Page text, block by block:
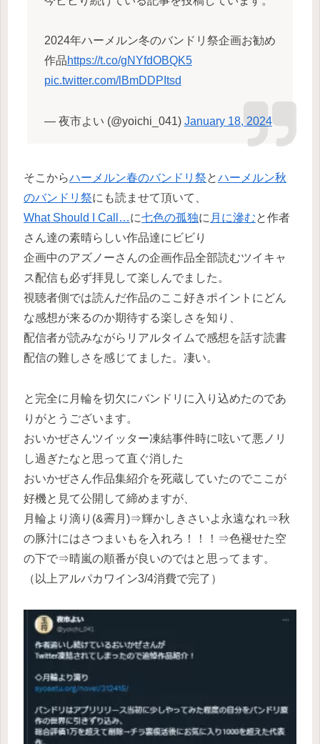
2024年ハーメルン冬のバンドリ祭企画お勧め
作品https://t.co/gNYfdOBQK5
pic.twitter.com/lBmDDPItsd
— 夜市よい (@yoichi_041) January 18, 2024
そこからハーメルン春のバンドリ祭とハーメルン秋
のバンドリ祭にも読ませて頂いて、
What Should I Call…に七色の孤独に 月に滲むと作者
さん達の素晴らしい作品達にビビり
企画中のアズノーさんの企画作品全部読むツイキャ
ス配信も必ず拝見して楽しんでました。
視聴者側では読んだ作品のここ好きポイントにどん
な感想が来るのか期待する楽しさを知り、
配信者が読みながらリアルタイムで感想を話す読書
配信の難しさを感じてました。凄い。
と完全に月輪を切欠にバンドリに入り込めたのであ
りがとうございます。
おいかぜさんツイッター凍結事件時に呟いて悪ノリ
し過ぎたなと思って直ぐ消した
おいかぜさん作品集紹介を死蔵していたのでここが
好機と見て公開して締めますが、
月輪より滴り(&霽月)⇒輝かしきさいよ永遠なれ⇒秋
の豚汁にはさつまいもを入れろ！！！⇒色褪せた空
の下で⇒晴嵐の順番が良いのではと思ってます。
（以上アルパカワイン3/4消費で完了）